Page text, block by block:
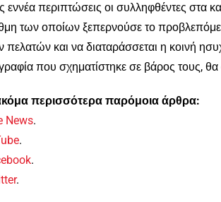
περιπτώσεις οι συλληφθέντες στα
των οποίων ξεπερνούσε το
πελατών και να διαταράσσεται η κοινή
που σχηματίστηκε σε βάρος τους,
περισσότερα παρόμοια άρθρα:
News.
.
.
.